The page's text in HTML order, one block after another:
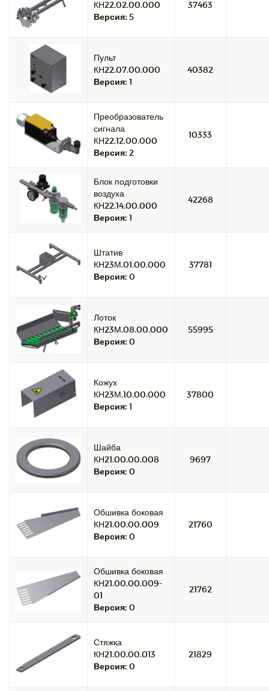
КН22.02.00.000
Версия: 5
37463
Пульт
КН22.07.00.000
Версия: 1
40382
Преобразователь
сигнала
КН22.12.00.000
Версия: 2
10333
Блок подготовки
воздуха
КН22.14.00.000
Версия: 1
42268
Штатив
КН23М.01.00.000
Версия: 0
37781
Лоток
КН23М.08.00.000
Версия: 0
55995
Кожух
КН23М.10.00.000
Версия: 1
37800
Шайба
КН21.00.00.008
Версия: 0
9697
Обшивка боковая
КН21.00.00.009
Версия: 0
21760
Обшивка боковая
КН21.00.00.009-
01
Версия: 0
21762
Стяжка
КН21.00.00.013
Версия: 0
21829